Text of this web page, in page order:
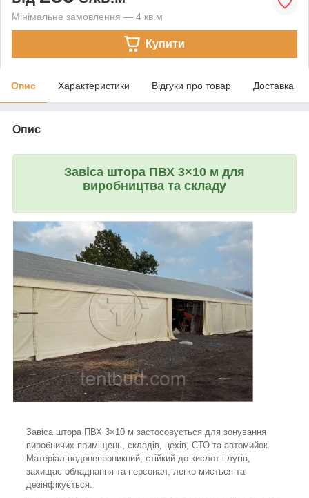
Мінімальне замовлення — 4 кв.м
Купити
Опис Характеристики Відгуки про товар Доставка
Опис
Завіса шторa ПВХ 3×10 м для
виробництва та складу
Завіса шторa ПВХ 3×10 м застосовується для зонування
виробничих приміщень, складів, цехів, СТО та автомийок.
Матеріал водонепроникний, стійкий до кислот і лугів,
захищає обладнання та персонал, легко миється та
дезінфікується.